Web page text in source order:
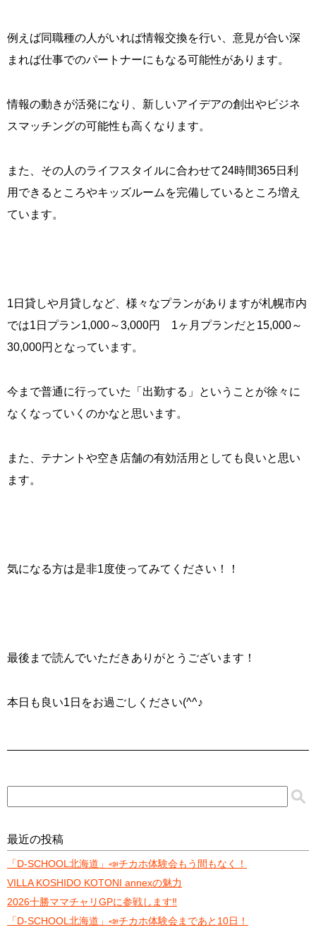
例えば同職種の人がいれば情報交換を行い、意見が合い深
まれば仕事でのパートナーにもなる可能性があります。
情報の動きが活発になり、新しいアイデアの創出やビジネ
スマッチングの可能性も高くなります。
また、その人のライフスタイルに合わせて24時間365日利
用できるところやキッズルームを完備しているところ増え
ています。
1日貸しや月貸しなど、様々なプランがありますが札幌市内
では1日プラン1,000～3,000円 1ヶ月プランだと15,000～
30,000円となっています。
今まで普通に行っていた「出勤する」ということが徐々に
なくなっていくのかなと思います。
また、テナントや空き店舗の有効活用としても良いと思い
ます。
気になる方は是非1度使ってみてください！！
最後まで読んでいただきありがとうございます！
本日も良い1日をお過ごしください(^^♪
最近の投稿
「D-SCHOOL北海道」📣チカホ体験会もう間もなく！
VILLA KOSHIDO KOTONI annexの魅力
2026十勝ママチャリGPに参戦します‼️
「D-SCHOOL北海道」📣チカホ体験会まであと10日！